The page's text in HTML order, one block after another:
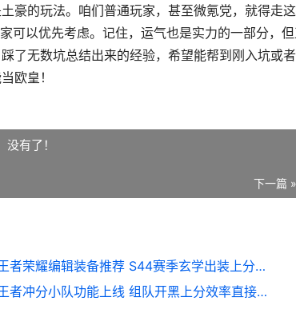
豪的玩法。咱们普通玩家，甚至微氪党，就得走
可以优先考虑。记住，运气也是实力的一部分，
了无数坑总结出来的经验，希望能帮到刚入坑或
欧皇！
没有了！
下一篇 »
王者荣耀编辑装备推荐 S44赛季玄学出装上分秘籍
王者冲分小队功能上线 组队开黑上分效率直接翻倍